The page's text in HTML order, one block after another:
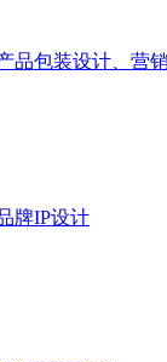
品包装设计、营
牌IP设计